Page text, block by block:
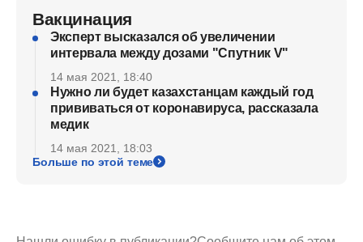
Вакцинация
Эксперт высказался об увеличении
интервала между дозами "Спутник V"
14 мая 2021, 18:40
Нужно ли будет казахстанцам каждый год
прививаться от коронавируса, рассказала
медик
14 мая 2021, 18:03
Больше по этой теме